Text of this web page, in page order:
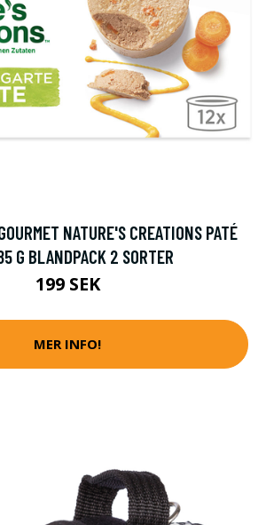
NATURE'S CREATIONS PATÉ
G BLANDPACK 2 SORTER
199 SEK
MER INFO!